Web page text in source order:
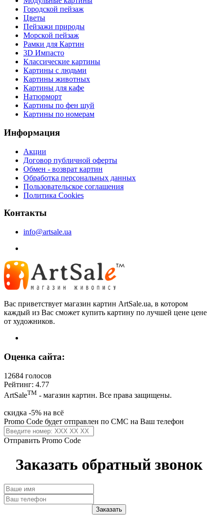
Городской пейзаж
Цветы
Пейзажи природы
Морской пейзаж
Рамки для Картин
3D Импасто
Классические картины
Картины с людьми
Картины животных
Картины для кафе
Натюрморт
Картины по фен шуй
Картины по номерам
Информация
Акции
Договор публичной оферты
Обмен - возврат картин
Обработка персональных данных
Пользовательское соглашения
Политика Cookies
Контакты
info@artsale.ua
Вас приветствует магазин картин ArtSale.ua, в котором
каждый из Вас сможет купить картину по лучшей цене цене
от художников.
Оценка сайта:
12684 голосов
Рейтинг: 4.77
ArtSaleТМ - магазин картин. Все права защищены.
скидка -5% на всё
Promo Code будет отправлен по СМС на Ваш телефон
Отправить Promo Code
Заказать обратный звонок